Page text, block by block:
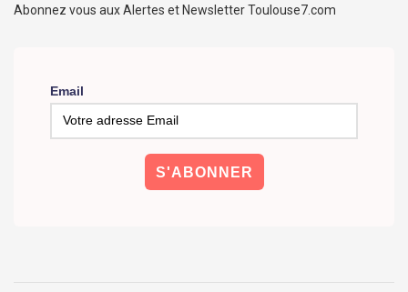
Abonnez vous aux Alertes et Newsletter Toulouse7.com
Email